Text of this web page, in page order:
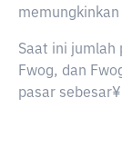
Saat ini jumlah
Fwog, dan
pasar